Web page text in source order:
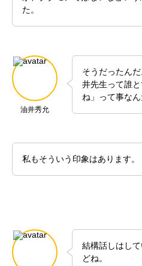
た。
油井秀允
そうだったん
井先生って誰
ね」って事なん
私もそういう印象はあります。
結構話しはし
どね。